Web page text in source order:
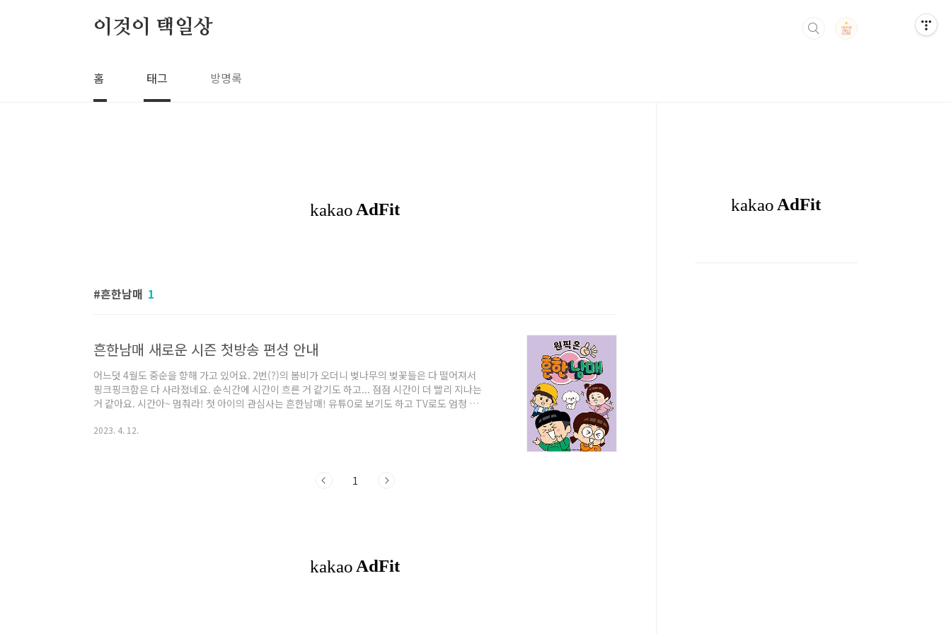
이것이 택일상
홈 태그 방명록
흔한남매 1
흔한남매 새로운 시즌 첫방송 편성 안내
어느덧 4월도 중순을 향해 가고 있어요. 2번(?)의 봄비가 오더니 벚나무의 벚꽃들은 다 떨어져서
핑크핑크함은 다 사라졌네요. 순식간에 시간이 흐른 거 같기도 하고... 점점 시간이 더 빨리 지나는
거 같아요. 시간아~ 멈춰라! 첫 아이의 관심사는 흔한남매! 유튜O로 보기도 하고 TV로도 엄청 보
지도 웃게 만들어요. 아들까지 좋아라 해서 봤더니 모든 아이들의 원픽이라는 사실.. 띠용~! 그런
2023. 4. 12.
1